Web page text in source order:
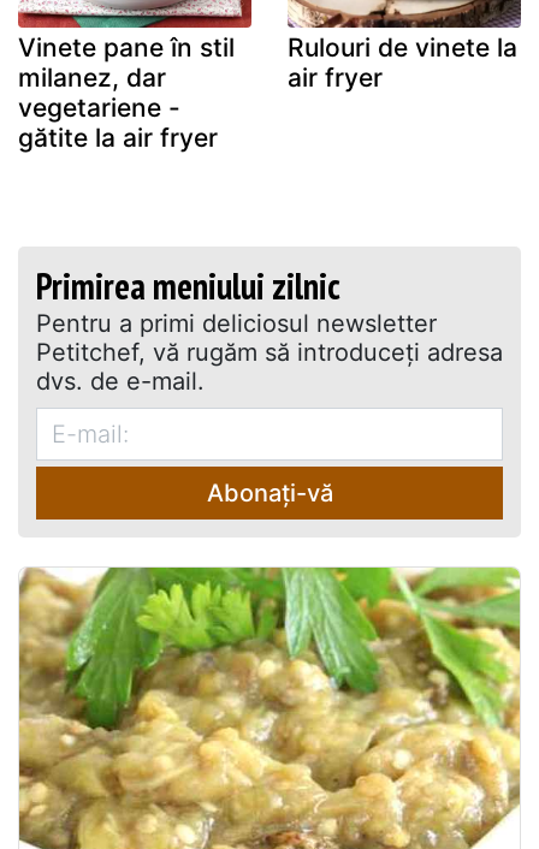
Vinete pane în stil
milanez, dar
vegetariene -
gătite la air fryer
Rulouri de vinete la
air fryer
Primirea meniului zilnic
Pentru a primi deliciosul newsletter
Petitchef, vă rugăm să introduceţi adresa
dvs. de e-mail.
Abonați-vă